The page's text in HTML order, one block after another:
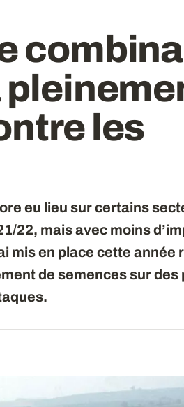
les
eu lieu sur certains
22, mais avec moins
mis en place cette année
de semences sur des